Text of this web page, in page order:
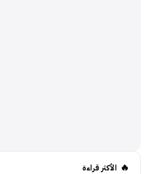
الأكثر قراءة